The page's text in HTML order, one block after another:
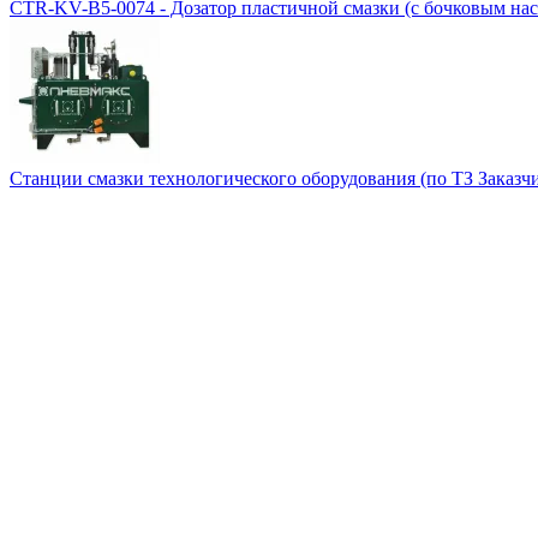
CTR-KV-B5-0074 - Дозатор пластичной смазки (с бочковым
Станции смазки технологического оборудования (по ТЗ